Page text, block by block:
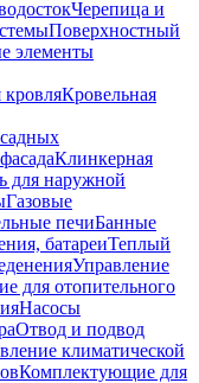
Черепица и
Поверхностный
элементы
кровляКровельная
Клинкерная
для наружной
Газовые
печиБанные
батареиТеплый
Управление
для отопительного
Насосы
Отвод и подвод
климатической
Комплектующие для